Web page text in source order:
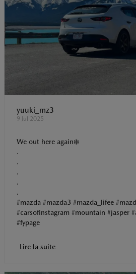
yuuki_mz3
9 Jul 2025
We out here again❄️
.
.
.
.
.
#mazda #mazda3 #mazda_lifee
#carsofinstagram #mountain #jasper
#fypage
Lire la suite